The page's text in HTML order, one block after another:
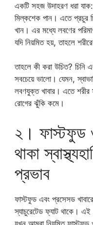
একটি সহজ উদাহরণ ধরা
মিল্কশেক পান। এতে প্রচুর
খান। এর মধ্যে লবণের
যদি নিয়মিত হয়, তাহলে
তাহলে কী করা উচিত? চিনি
সবচেয়ে ভালো। যেমন,
লবণযুক্ত খাবার। এতে শরীর
রোগের ঝুঁকি কমে।
২। ফাস্টফুড
থাকা
প্রভাব
ফাস্টফুড এবং প্রসেসড
স্যাচুরেটেড ফ্যাট থাকে।